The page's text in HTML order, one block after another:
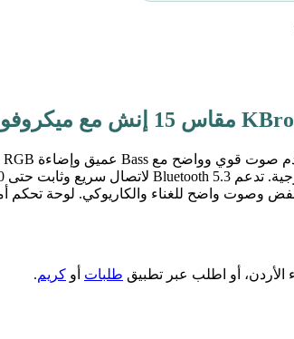
الأردن، أو اطلب عبر تطبيق طلبات أو كريم.